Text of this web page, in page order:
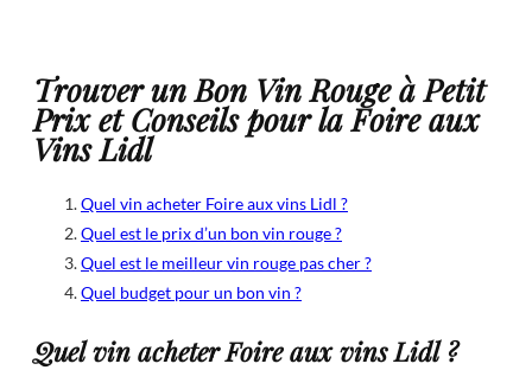
Trouver un Bon Vin Rouge à Petit
Prix et Conseils pour la Foire aux
Vins Lidl
Quel vin acheter Foire aux vins Lidl ?
Quel est le prix d’un bon vin rouge ?
Quel est le meilleur vin rouge pas cher ?
Quel budget pour un bon vin ?
Quel vin acheter Foire aux vins Lidl ?